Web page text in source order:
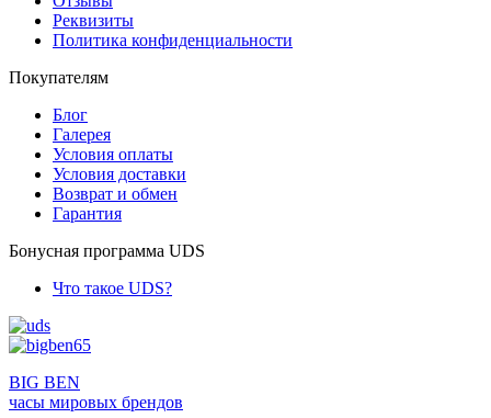
Реквизиты
Политика конфиденциальности
Покупателям
Блог
Галерея
Условия оплаты
Условия доставки
Возврат и обмен
Гарантия
Бонусная программа UDS
Что такое UDS?
BIG BEN
часы мировых брендов